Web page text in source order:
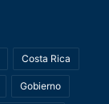
Costa Rica
Gobierno